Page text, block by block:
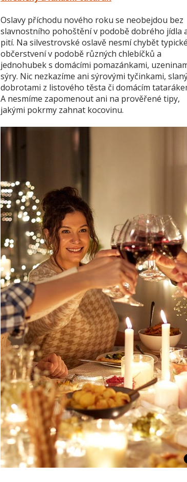
Oslavy příchodu nového roku se neobejdou bez
slavnostního pohoštění v podobě dobrého jídla
pití. Na silvestrovské oslavě nesmí chybět typické
občerstvení v podobě různých chlebíčků a
jednohubek s domácími pomazánkami,
sýry. Nic nezkazíme ani sýrovými tyčinkami,
dobrotami z listového těsta či domácím
A nesmíme zapomenout ani na prověřené tipy,
jakými pokrmy zahnat kocovinu.